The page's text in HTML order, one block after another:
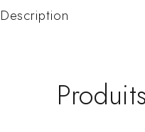
Description